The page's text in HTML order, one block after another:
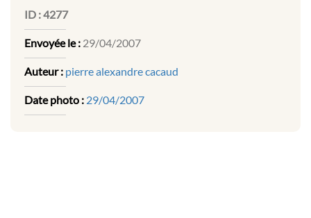
ID :4277
Envoyée le : 29/04/2007
Auteur : pierre alexandre cacaud
Date photo : 29/04/2007